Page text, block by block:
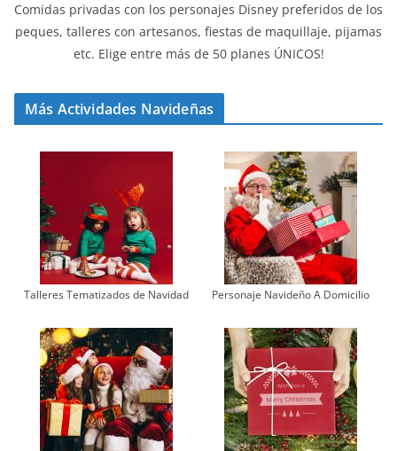
Comidas privadas con los personajes Disney preferidos de los
peques, talleres con artesanos, fiestas de maquillaje, pijamas
etc. Elige entre más de 50 planes ÚNICOS!
Más Actividades Navideñas
Talleres Tematizados de Navidad Personaje Navideño A Domicilio